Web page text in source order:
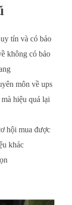
tín và có bảo
không có bảo
môn về ups
hiệu quả lại
hội mua được
khác